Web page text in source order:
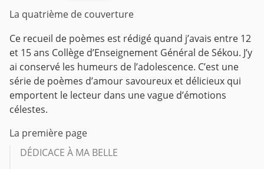
La quatrième de couverture
Ce recueil de poèmes est rédigé quand j’avais entre 12
et 15 ans Collège d’Enseignement Général de Sékou. J’y
ai conservé les humeurs de l’adolescence. C’est une
série de poèmes d’amour savoureux et délicieux qui
emportent le lecteur dans une vague d’émotions
célestes.
La première page
DÉDICACE À MA BELLE